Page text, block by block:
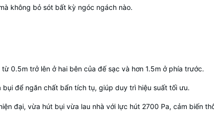
không bỏ sót bất kỳ ngóc ngách nào.
0.5m trở lên ở hai bên của đế sạc và hơn 1.5m ở phía trước.
để ngăn chất bẩn tích tụ, giúp duy trì hiệu suất tối ưu.
đại, vừa hút bụi vừa lau nhà với lực hút 2700 Pa, cảm biến